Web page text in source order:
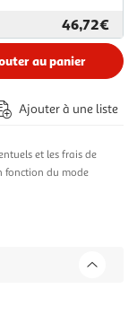
46,72€
au panier
Ajouter à une liste
et les frais de
fonction du mode